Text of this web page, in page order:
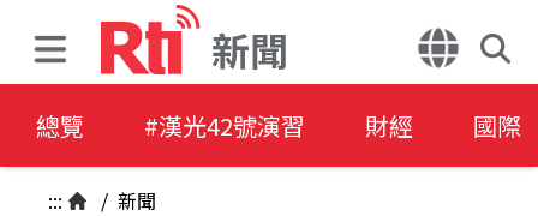
新聞
總覽 #漢光42號演習 財經 國際
::: / 新聞